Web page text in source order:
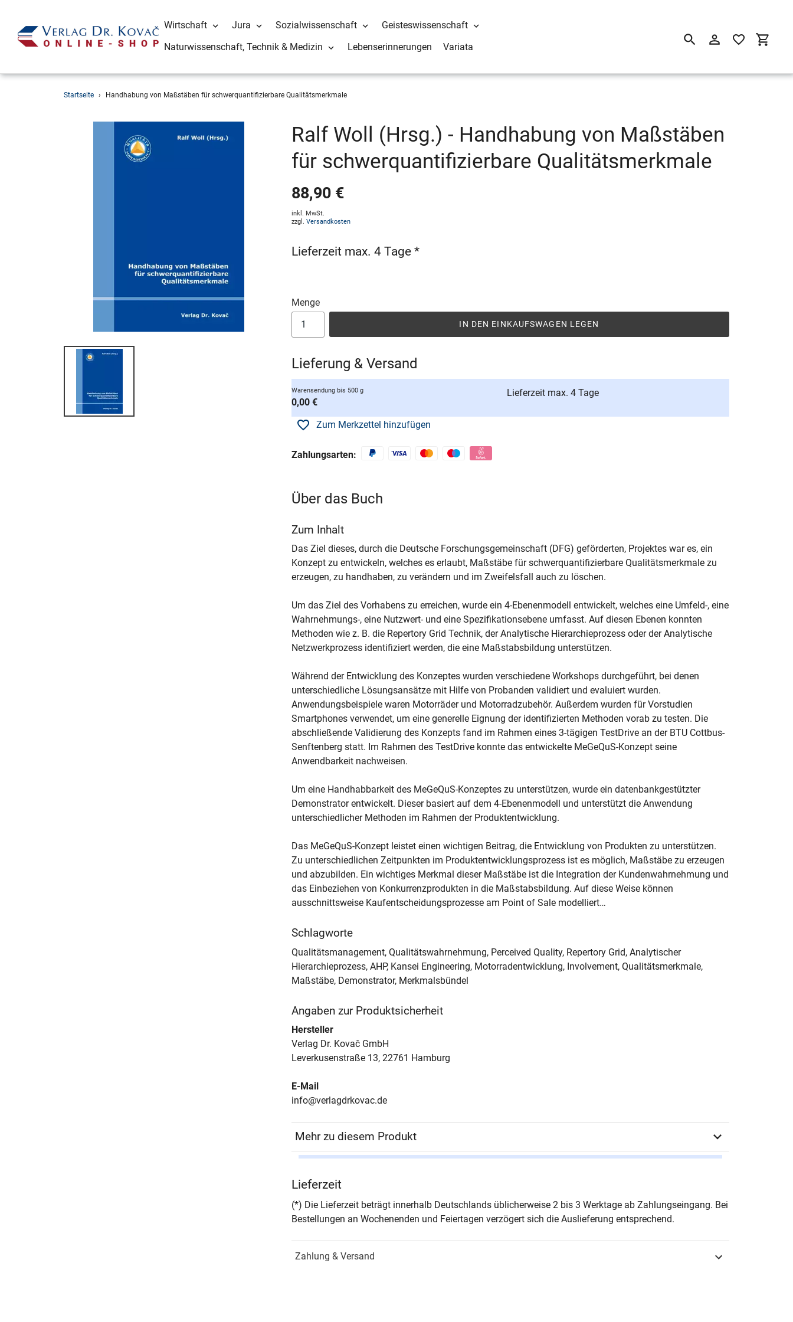
Wirtschaft Jura Sozialwissenschaft
Geisteswissenschaft
Naturwissenschaft, Technik & Medizin
Lebenserinnerungen Variata SuchenEinloggen
Startseite › Handhabung von Maßstäben für schwerquantifizierbare Qualitätsmerkmale
Ralf Woll (Hrsg.) - Handhabung von Maßstäben
für schwerquantifizierbare Qualitätsmerkmale
88,90 €
inkl. MwSt.
zzgl. Versandkosten
Lieferzeit max. 4 Tage *
Menge
IN DEN EINKAUFSWAGEN LEGEN
Lieferung & Versand
Warensendung bis 500 g
0,00 €
Lieferzeit max. 4 Tage
Zum Merkzettel hinzufügen
Zahlungsarten:
Über das Buch
Zum Inhalt
Das Ziel dieses, durch die Deutsche Forschungsgemeinschaft (DFG) geförderten, Projektes war es, ein
Konzept zu entwickeln, welches es erlaubt, Maßstäbe für schwerquantifizierbare Qualitätsmerkmale zu
erzeugen, zu handhaben, zu verändern und im Zweifelsfall auch zu löschen.
Um das Ziel des Vorhabens zu erreichen, wurde ein 4-Ebenenmodell entwickelt, welches eine Umfeld-, eine
Wahrnehmungs-, eine Nutzwert- und eine Spezifikationsebene umfasst. Auf diesen Ebenen konnten
Methoden wie z. B. die Repertory Grid Technik, der Analytische Hierarchieprozess oder der Analytische
Netzwerkprozess identifiziert werden, die eine Maßstabsbildung unterstützen.
Während der Entwicklung des Konzeptes wurden verschiedene Workshops durchgeführt, bei denen
unterschiedliche Lösungsansätze mit Hilfe von Probanden validiert und evaluiert wurden.
Anwendungsbeispiele waren Motorräder und Motorradzubehör. Außerdem wurden für Vorstudien
Smartphones verwendet, um eine generelle Eignung der identifizierten Methoden vorab zu testen. Die
abschließende Validierung des Konzepts fand im Rahmen eines 3-tägigen TestDrive an der BTU Cottbus-
Senftenberg statt. Im Rahmen des TestDrive konnte das entwickelte MeGeQuS-Konzept seine
Anwendbarkeit nachweisen.
Um eine Handhabbarkeit des MeGeQuS-Konzeptes zu unterstützen, wurde ein datenbankgestützter
Demonstrator entwickelt. Dieser basiert auf dem 4-Ebenenmodell und unterstützt die Anwendung
unterschiedlicher Methoden im Rahmen der Produktentwicklung.
Das MeGeQuS-Konzept leistet einen wichtigen Beitrag, die Entwicklung von Produkten zu unterstützen.
Zu unterschiedlichen Zeitpunkten im Produktentwicklungsprozess ist es möglich, Maßstäbe zu erzeugen
und abzubilden. Ein wichtiges Merkmal dieser Maßstäbe ist die Integration der Kundenwahrnehmung und
das Einbeziehen von Konkurrenzprodukten in die Maßstabsbildung. Auf diese Weise können
ausschnittsweise Kaufentscheidungsprozesse am Point of Sale modelliert…
Schlagworte
Qualitätsmanagement, Qualitätswahrnehmung, Perceived Quality, Repertory Grid, Analytischer
Hierarchieprozess, AHP, Kansei Engineering, Motorradentwicklung, Involvement, Qualitätsmerkmale,
Maßstäbe, Demonstrator, Merkmalsbündel
Angaben zur Produktsicherheit
Hersteller
Verlag Dr. Kovač GmbH
Leverkusenstraße 13, 22761 Hamburg
E-Mail
info@verlagdrkovac.de
Mehr zu diesem Produkt
Seiten 202
ISBN
Lieferzeit
(*) Die Lieferzeit beträgt innerhalb Deutschlands üblicherweise 2 bis 3 Werktage ab Zahlungseingang. Bei
Bestellungen an Wochenenden und Feiertagen verzögert sich die Auslieferung entsprechend.
Zahlung & Versand